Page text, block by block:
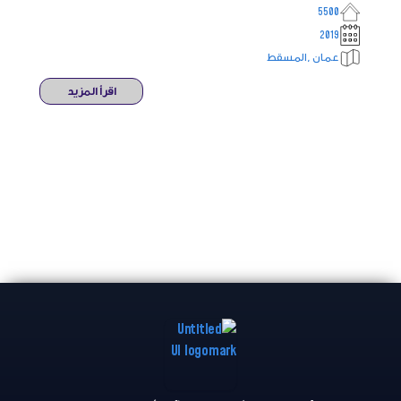
5500
2019
عمان ,المسقط
اقرأ المزيد